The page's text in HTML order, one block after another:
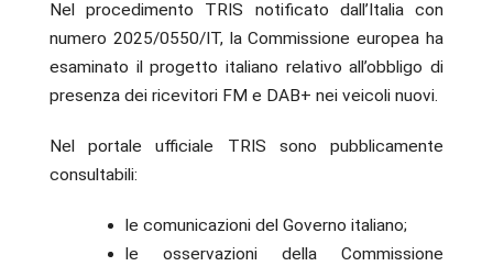
Nel procedimento TRIS notificato dall’Italia con
numero 2025/0550/IT, la Commissione europea ha
esaminato il progetto italiano relativo all’obbligo di
presenza dei ricevitori FM e DAB+ nei veicoli nuovi.
Nel portale ufficiale TRIS sono pubblicamente
consultabili:
le comunicazioni del Governo italiano;
le osservazioni della Commissione